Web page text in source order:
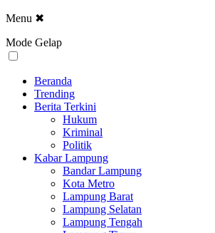
Menu ✖
Mode Gelap
Beranda
Trending
Berita Terkini
Hukum
Kriminal
Politik
Kabar Lampung
Bandar Lampung
Kota Metro
Lampung Barat
Lampung Selatan
Lampung Tengah